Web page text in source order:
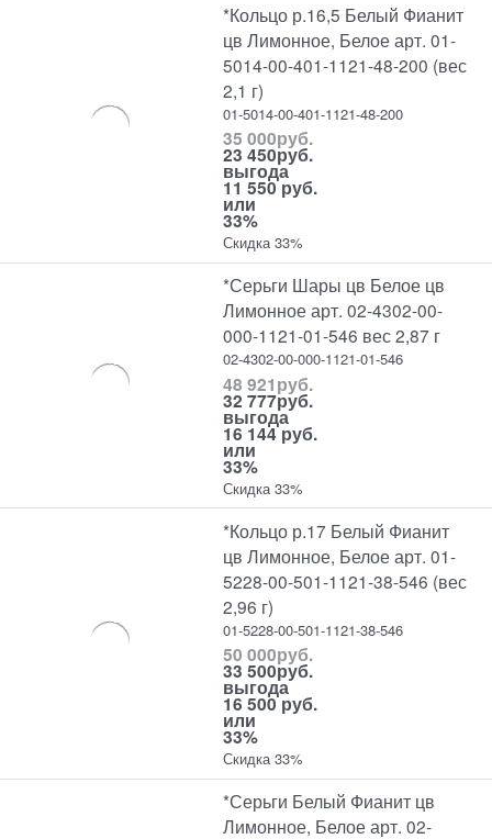
*Кольцо р.16,5 Белый Фианит
цв Лимонное, Белое арт. 01-
5014-00-401-1121-48-200 (вес
2,1 г)
01-5014-00-401-1121-48-200
35 000руб.
23 450руб.
выгода
11 550 руб.
или
33%
Скидка 33%
*Серьги Шары цв Белое цв
Лимонное арт. 02-4302-00-
000-1121-01-546 вес 2,87 г
02-4302-00-000-1121-01-546
48 921руб.
32 777руб.
выгода
16 144 руб.
или
33%
Скидка 33%
*Кольцо р.17 Белый Фианит
цв Лимонное, Белое арт. 01-
5228-00-501-1121-38-546 (вес
2,96 г)
01-5228-00-501-1121-38-546
50 000руб.
33 500руб.
выгода
16 500 руб.
или
33%
Скидка 33%
*Серьги Белый Фианит цв
Лимонное, Белое арт. 02-